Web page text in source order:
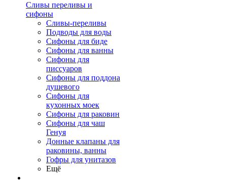
Сливы переливы и
сифоны
Сливы-переливы
Подводы для воды
Сифоны для биде
Сифоны для ванны
Сифоны для
писсуаров
Сифоны для поддона
душевого
Сифоны для
кухонных моек
Сифоны для раковин
Сифоны для чаш
Генуя
Донные клапаны для
раковины, ванны
Гофры для унитазов
Ещё